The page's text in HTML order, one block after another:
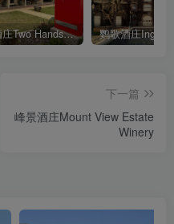
双掌酒庄Two Hands Wines 鹦歌酒庄
下一篇
峰景酒庄Mount View Estate
Winery